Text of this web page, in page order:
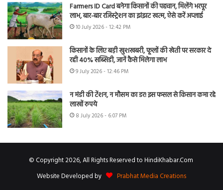
Farmers ID Card बनेगा किसानों की पहचान, मिलेंगे भरपूर
लाभ, बार-बार रजिस्ट्रेशन का झंझट खत्म, ऐसे करें अप्लाई
10 July 2026 - 12:42 PM
किसानों के लिए बड़ी खुशखबरी, फूलों की खेती पर सरकार दे
रही 40% सब्सिडी, जानें कैसे मिलेगा लाभ
9 July 2026 - 12:46 PM
न मंडी की टेंशन, न मौसम का डर! इस फसल से किसान कमा रहे
लाखों रुपये
8 July 2026 - 6:07 PM
© Copyright 2026, All Rights Reserved to HindiKhabar.Com
Website Developed by
Prabhat Media Creations